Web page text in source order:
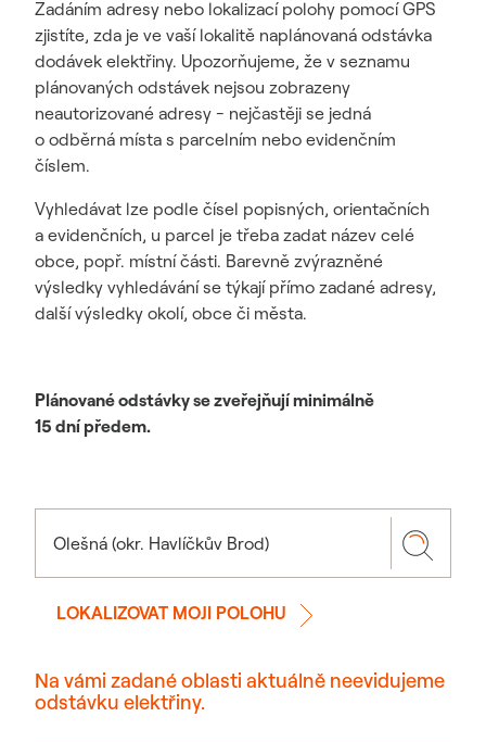
Zadáním adresy nebo lokalizací polohy pomocí GPS
zjistíte, zda je ve vaší lokalitě naplánovaná odstávka
dodávek elektřiny. Upozorňujeme, že v seznamu
plánovaných odstávek nejsou zobrazeny
neautorizované adresy - nejčastěji se jedná
o odběrná místa s parcelním nebo evidenčním
číslem.
Vyhledávat lze podle čísel popisných, orientačních
a evidenčních, u parcel je třeba zadat název celé
obce, popř. místní části. Barevně zvýrazněné
výsledky vyhledávání se týkají přímo zadané adresy,
další výsledky okolí, obce či města.
Plánované odstávky se zveřejňují minimálně
15 dní předem.
LOKALIZOVAT MOJI POLOHU
Na vámi zadané oblasti aktuálně neevidujeme
odstávku elektřiny.